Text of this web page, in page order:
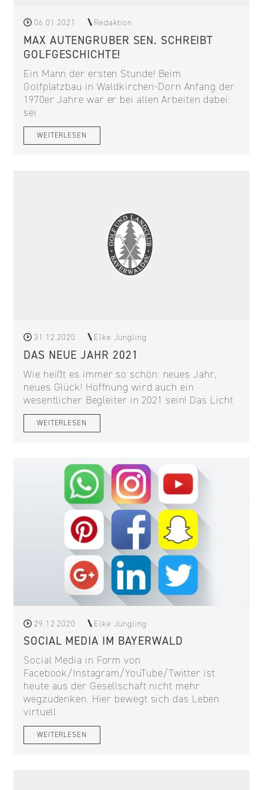
06.01.2021 Redaktion
MAX AUTENGRUBER SEN. SCHREIBT
GOLFGESCHICHTE!
Ein Mann der ersten Stunde! Beim
Golfplatzbau in Waldkirchen-Dorn Anfang der
1970er Jahre war er bei allen Arbeiten dabei:
sei
WEITERLESEN
31.12.2020 Elke Jüngling
DAS NEUE JAHR 2021
Wie heißt es immer so schön: neues Jahr,
neues Glück! Hoffnung wird auch ein
wesentlicher Begleiter in 2021 sein! Das Licht
WEITERLESEN
29.12.2020 Elke Jüngling
SOCIAL MEDIA IM BAYERWALD
Social Media in Form von
Facebook/Instagram/YouTube/Twitter ist
heute aus der Gesellschaft nicht mehr
wegzudenken. Hier bewegt sich das Leben
virtuell
WEITERLESEN